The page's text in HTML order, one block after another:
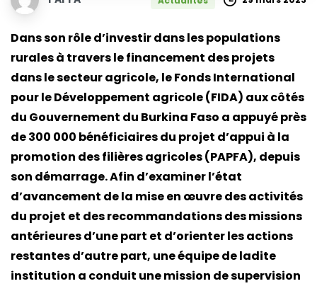
Dans son rôle d’investir dans les populations
rurales à travers le financement des projets
dans le secteur agricole, le Fonds International
pour le Développement agricole (FIDA) aux côtés
du Gouvernement du Burkina Faso a appuyé près
de 300 000 bénéficiaires du projet d’appui à la
promotion des filières agricoles (PAPFA), depuis
son démarrage. Afin d’examiner l’état
d’avancement de la mise en œuvre des activités
du projet et des recommandations des missions
antérieures d’une part et d’orienter les actions
restantes d’autre part, une équipe de ladite
institution a conduit une mission de supervision